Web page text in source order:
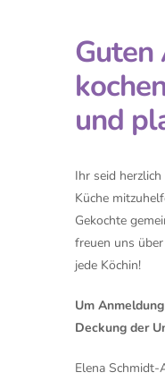
und
Ihr seid
Küche
Gekochte
freuen uns
jede Köchin!
Um
Deckung der
Elena Schmidt-